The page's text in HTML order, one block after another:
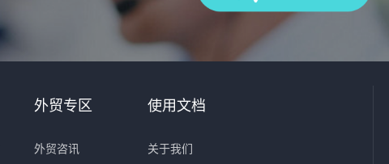
外贸专区
外贸咨讯
使用文档
关于我们